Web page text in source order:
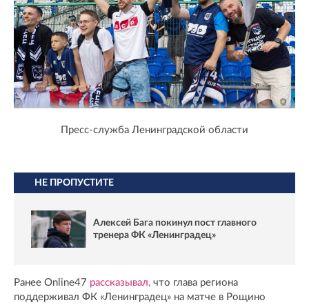
Пресс-служба Ленинградской области
НЕ ПРОПУСТИТЕ
Алексей Бага покинул пост главного
тренера ФК «Ленинградец»
Ранее Online47 рассказывал, что глава региона
поддерживал ФК «Ленинградец» на матче в Рощино